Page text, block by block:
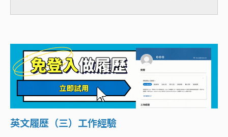
英文履歷（三）工作經驗